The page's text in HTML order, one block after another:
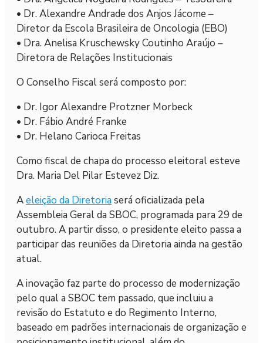
• Dr. Alexandre Andrade dos Anjos Jácome –
Diretor da Escola Brasileira de Oncologia (EBO)
• Dra. Anelisa Kruschewsky Coutinho Araújo –
Diretora de Relações Institucionais
O Conselho Fiscal será composto por:
• Dr. Igor Alexandre Protzner Morbeck
• Dr. Fábio André Franke
• Dr. Helano Carioca Freitas
Como fiscal de chapa do processo eleitoral esteve
Dra. Maria Del Pilar Estevez Diz.
Aeleição da Diretoriaserá oficializada pela
Assembleia Geral da SBOC, programada para 29 de
outubro. A partir disso, o presidente eleito passa a
participar das reuniões da Diretoria ainda na gestão
atual.
A inovação faz parte do processo de modernização
pelo qual a SBOC tem passado, que incluiu a
revisão do Estatuto e do Regimento Interno,
baseado em padrões internacionais de organização e